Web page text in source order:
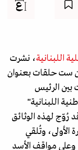
اللبنانية، نشرت
ست حلقات بعنوان
بين الرئيس
اللبنانية"
بين عامي 1972 و1976. وقد رُوّج لهذه الوثائق
وتُلقي
وعلى مواقف الأسد